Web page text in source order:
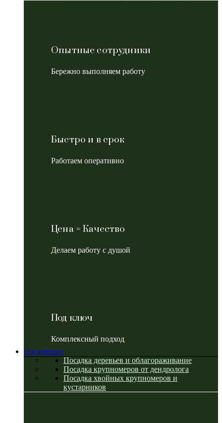
Опытные сотрудники
Бережно выполняем работу
Быстро и в срок
Работаем оперативно
Цена = Качество
Делаем работу с душой
Под ключ
Комплексный подход
Озеленение
Посадка деревьев и облагораживание
Посадка крупномеров от дендролога
Посадка хвойных крупномеров и
кустарников